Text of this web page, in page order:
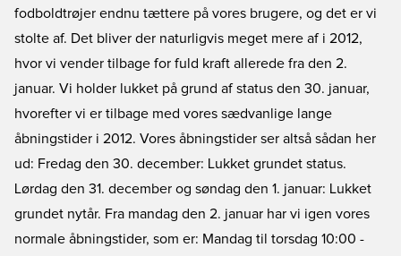
fodboldtrøjer endnu tættere på vores brugere, og det er vi
stolte af. Det bliver der naturligvis meget mere af i 2012,
hvor vi vender tilbage for fuld kraft allerede fra den 2.
januar. Vi holder lukket på grund af status den 30. januar,
hvorefter vi er tilbage med vores sædvanlige lange
åbningstider i 2012. Vores åbningstider ser altså sådan her
ud: Fredag den 30. december: Lukket grundet status.
Lørdag den 31. december og søndag den 1. januar: Lukket
grundet nytår. Fra mandag den 2. januar har vi igen vores
normale åbningstider, som er: Mandag til torsdag 10:00 -